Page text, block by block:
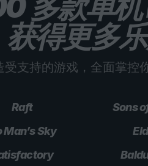
获得更多
受支持的游戏，全面掌控
Raft Sons
Man’s Sky